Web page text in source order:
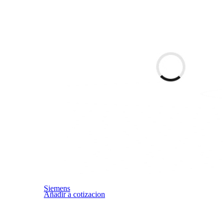
Siemens
Añadir a cotizacion